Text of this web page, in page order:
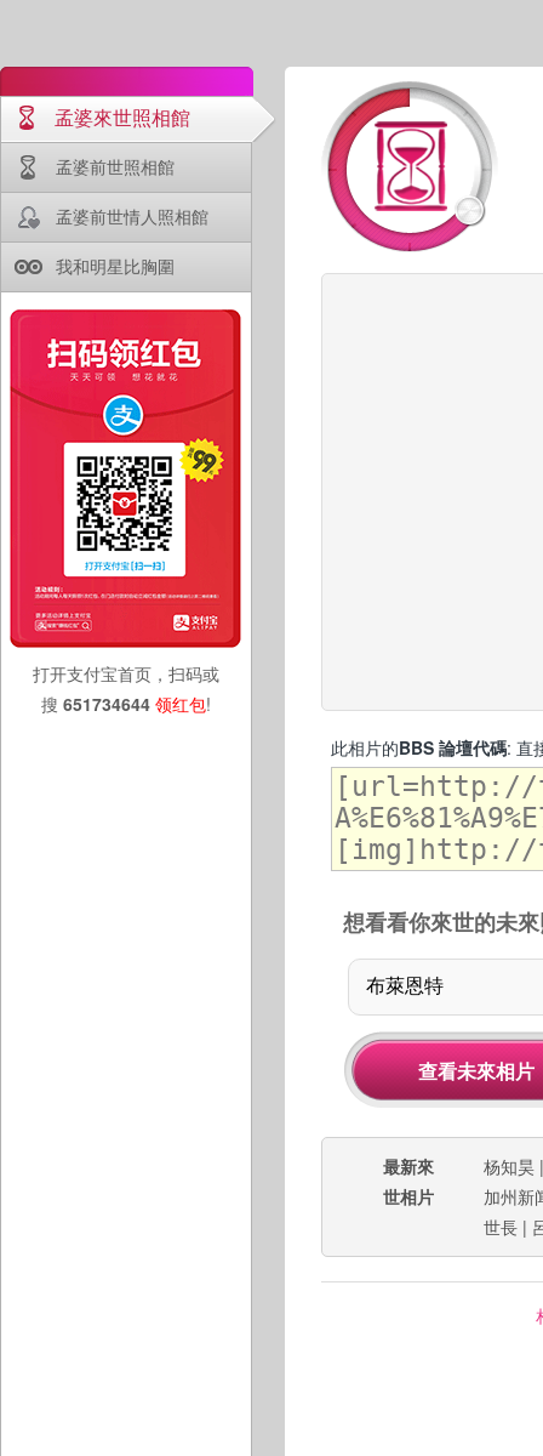
孟婆來世照相館
孟婆前世照相館
孟婆前世情人照相館
我和明星比胸圍
打开支付宝首页，扫码或
搜 651734644 领红包!
此相片的BBS 論壇代碼: 直
想看看你來世的未
最新來
世相片
杨知昊
加州新
世長 |